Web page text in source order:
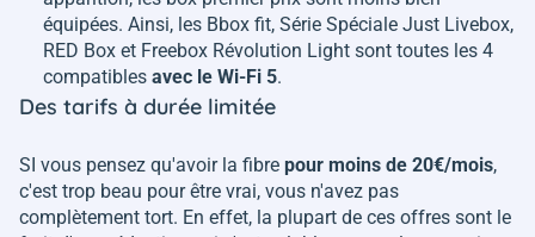
équipées. Ainsi, les Bbox fit, Série Spéciale Just Livebox,
RED Box et Freebox Révolution Light sont toutes les 4
compatibles avec le Wi-Fi 5.
Des tarifs à durée limitée
SI vous pensez qu'avoir la fibre pour moins de 20€/mois,
c'est trop beau pour être vrai, vous n'avez pas
complètement tort. En effet, la plupart de ces offres sont le